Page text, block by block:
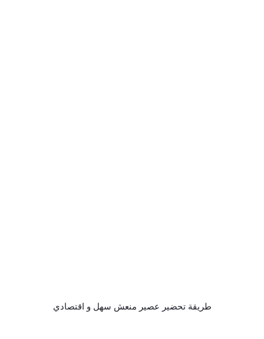
طريقة تحضير عصير منعش سهل و اقتصادي